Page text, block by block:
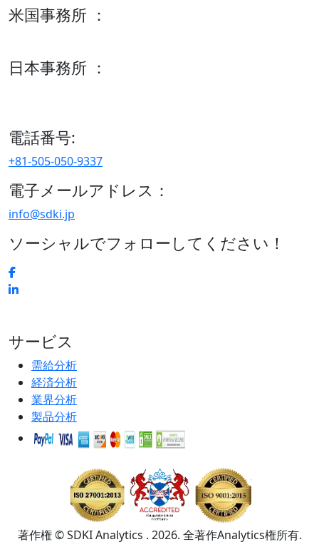
米国事務所 ：
日本事務所 ：
電話番号:
+81-505-050-9337
電子メールアドレス：
info@sdki.jp
ソーシャルでフォローしてください！
サービス
需給分析
経済分析
業界分析
製品分析
著作権 © SDKI Analytics . 2026. 全著作Analytics権所有.